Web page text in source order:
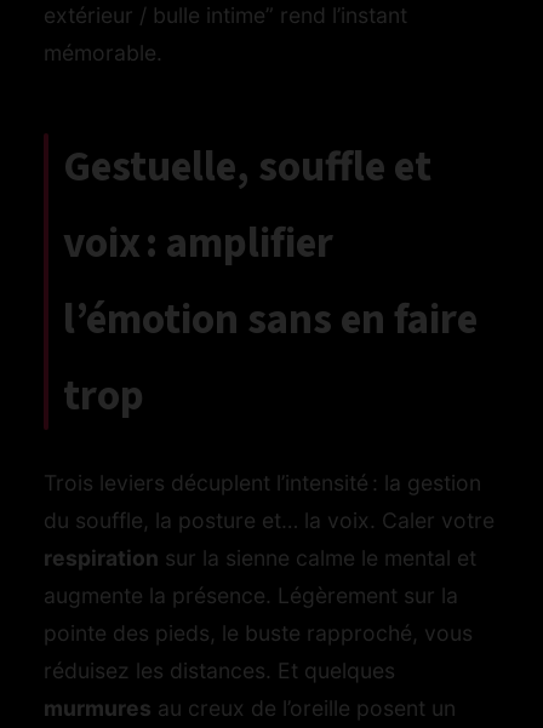
extérieur / bulle intime” rend l’instant
mémorable.
Gestuelle, souffle et
voix : amplifier
l’émotion sans en faire
trop
Trois leviers décuplent l’intensité : la gestion
du souffle, la posture et… la voix. Caler votre
respiration sur la sienne calme le mental et
augmente la présence. Légèrement sur la
pointe des pieds, le buste rapproché, vous
réduisez les distances. Et quelques
murmures au creux de l’oreille posent un